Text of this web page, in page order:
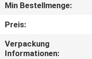
TOUR
Min Bestellmenge:
Preis:
Verpackung
Informationen: